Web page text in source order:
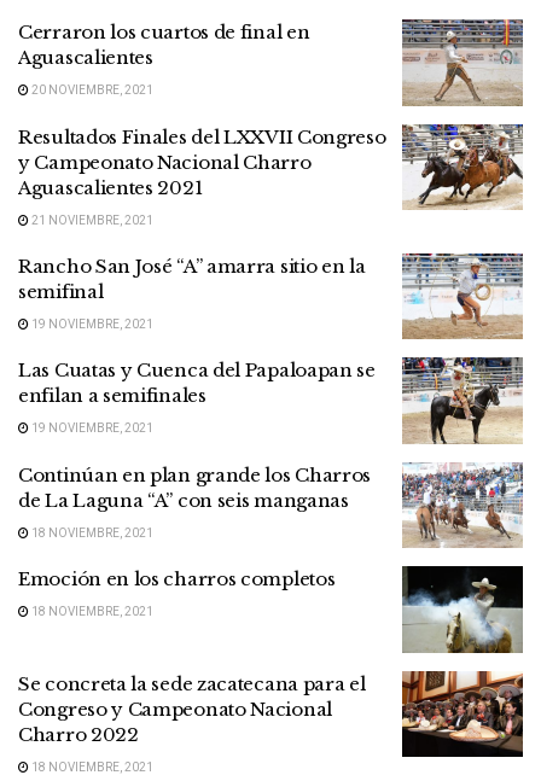
Cerraron los cuartos de final en
Aguascalientes
20 NOVIEMBRE, 2021
Resultados Finales del LXXVII Congreso
y Campeonato Nacional Charro
Aguascalientes 2021
21 NOVIEMBRE, 2021
Rancho San José “A” amarra sitio en la
semifinal
19 NOVIEMBRE, 2021
Las Cuatas y Cuenca del Papaloapan se
enfilan a semifinales
19 NOVIEMBRE, 2021
Continúan en plan grande los Charros
de La Laguna “A” con seis manganas
18 NOVIEMBRE, 2021
Emoción en los charros completos
18 NOVIEMBRE, 2021
Se concreta la sede zacatecana para el
Congreso y Campeonato Nacional
Charro 2022
18 NOVIEMBRE, 2021